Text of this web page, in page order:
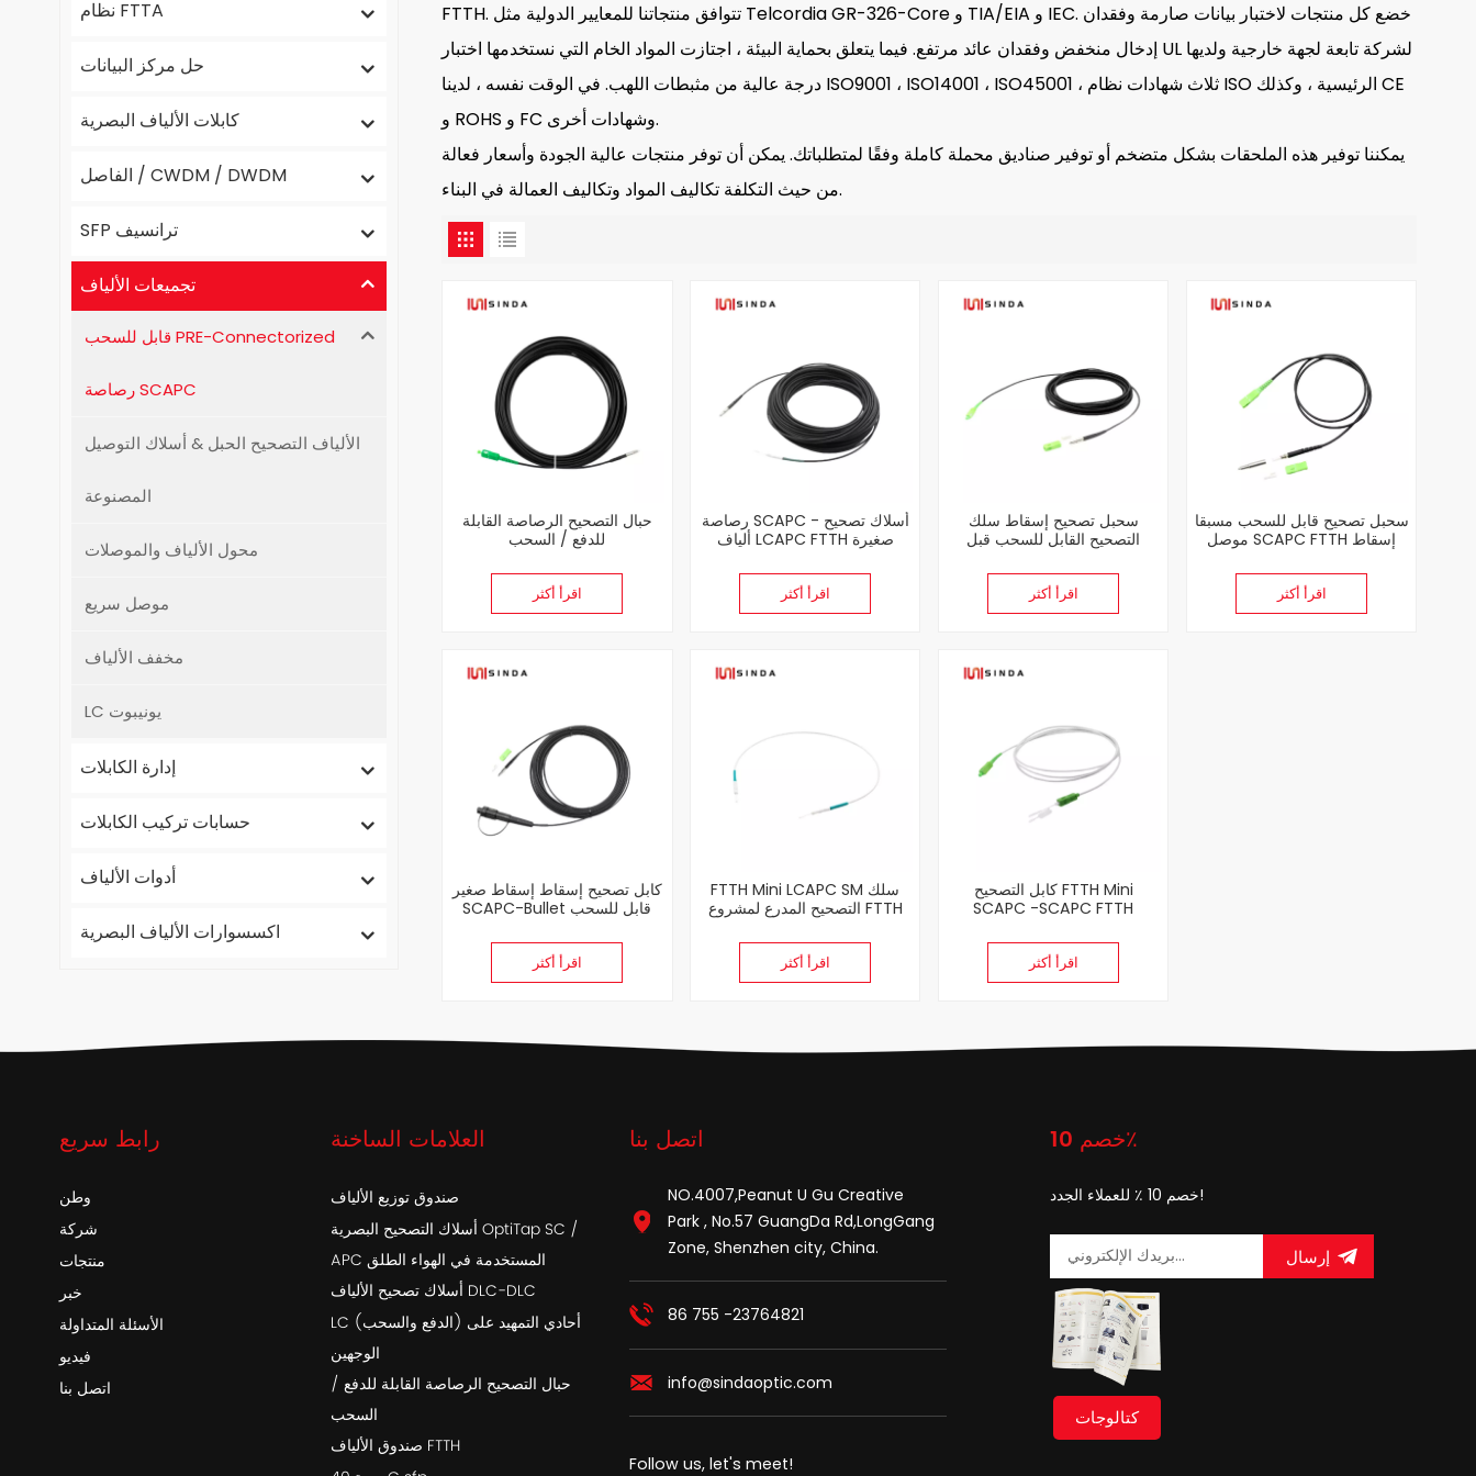
نظام FTTA
حل مركز البيانات
كابلات الألياف البصرية
الفاصل / CWDM / DWDM
SFP ترانسيف
تجميعات الألياف
قابل للسحب PRE-Connectorized
رصاصة SCAPC
الألياف التصحيح الحبل & أسلاك التوصيل
المصنوعة
محول الألياف والموصلات
موصل سريع
مخفف الألياف
LC يونيبوت
إدارة الكابلات
حسابات تركيب الكابلات
أدوات الألياف
اكسسوارات الألياف البصرية
FTTH. تتوافق منتجاتنا للمعايير الدولية مثل Telcordia GR-326-Core و TIA/EIA و IEC. خضع كل منتجات لاختبار بيانات صارمة وفقدان
إدخال منخفض وفقدان عائد مرتفع. فيما يتعلق بحماية البيئة ، اجتازت المواد الخام التي نستخدمها اختبار UL لشركة تابعة لجهة خارجية ولديها
درجة عالية من مثبطات اللهب. في الوقت نفسه ، لدينا ISO9001 ، ISO14001 ، ISO45001 ، ثلاث شهادات نظام ISO الرئيسية ، وكذلك CE
و ROHS و FC وشهادات أخرى.
يمكننا توفير هذه الملحقات بشكل متضخم أو توفير صناديق محملة كاملة وفقًا لمتطلباتك. يمكن أن توفر منتجات عالية الجودة وأسعار فعالة
من حيث التكلفة تكاليف المواد وتكاليف العمالة في البناء.
حبال التصحيح الرصاصة القابلة
للدفع / السحب
اقرأ أكثر
رصاصة SCAPC - أسلاك تصحيح
ألياف LCAPC FTTH صغيرة
اقرأ أكثر
سحبل تصحيح إسقاط سلك
التصحيح القابل للسحب قبل
اقرأ أكثر
سحبل تصحيح قابل للسحب مسبقا
موصل SCAPC FTTH إسقاط
اقرأ أكثر
كابل تصحيح إسقاط إسقاط صغير
SCAPC-Bullet قابل للسحب
اقرأ أكثر
FTTH Mini LCAPC SM سلك
التصحيح المدرع لمشروع FTTH
اقرأ أكثر
كابل التصحيح FTTH Mini
SCAPC -SCAPC FTTH
اقرأ أكثر
رابط سريع
وطن
شركة
منتجات
خبر
الأسئلة المتداولة
فيديو
اتصل بنا
العلامات الساخنة
صندوق توزيع الألياف
أسلاك التصحيح البصرية OptiTap SC /
APC المستخدمة في الهواء الطلق
أسلاك تصحيح الألياف DLC-DLC
LC (الدفع والسحب) أحادي التمهيد على
الوجهين
حبال التصحيح الرصاصة القابلة للدفع /
السحب
صندوق الألياف FTTH
اتصل بنا
NO.4007,Peanut U Gu Creative
Park , No.57 GuangDa Rd,LongGang
Zone, Shenzhen city, China.
86 755 -23764821
info@sindaoptic.com
Follow us, let's meet!
خصم 10٪
خصم 10 ٪ للعملاء الجدد!
إرسال
كتالوجات